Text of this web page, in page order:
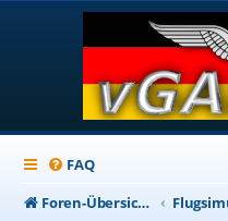
FAQ
Foren-Übersicht